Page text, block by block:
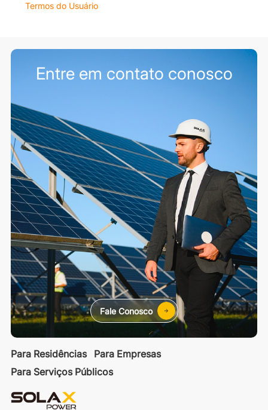
Termos do Usuário
Para Residências
Para Empresas
Para Serviços Públicos
Entre em contato conosco
Fale Conosco